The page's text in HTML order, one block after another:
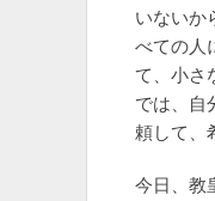
いないか
べての人
て、小さ
では、自
頼して、
今日、教